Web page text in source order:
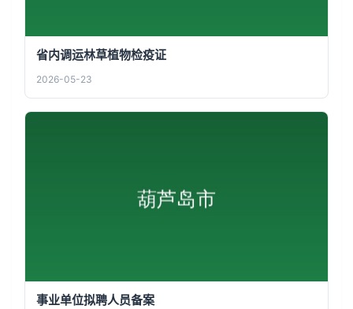
省内调运林草植物检疫证
2026-05-23
事业单位拟聘人员备案